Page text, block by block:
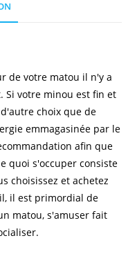
de votre matou il n'y a
Si votre minou est fin et
choix que de
emmagasinée par le
afin que
quoi s'occuper consiste
choisissez et achetez
il est primordial de
matou, s'amuser fait